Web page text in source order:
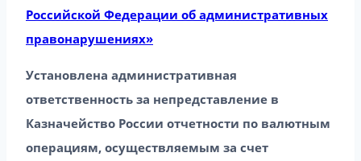
Российской Федерации об административных
правонарушениях»
Установлена административная
ответственность за непредставление в
Казначейство России отчетности по валютным
операциям, осуществляемым за счет